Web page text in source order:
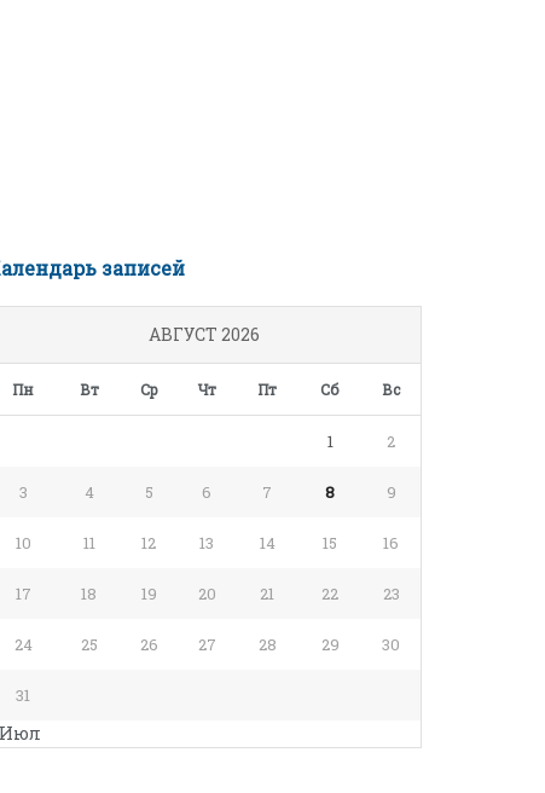
записей
АВГУСТ 2026
Пн Вт Ср Чт Пт Сб Вс
1 2
3 4 5 6 7 8 9
10 11 12 13 14 15 16
17 18 19 20 21 22 23
24 25 26 27 28 29 30
31
Июл